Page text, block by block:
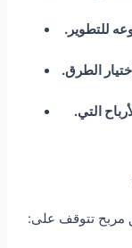
.تقييم مدى قدرة التطبيق على النمو ومدى خضوعه للتطوير
.تجهيز أكثر من طريقة للربح في البداية ومن ثم اختيار الطرق
.دراسة أداء كل طريقة من طرق الربح ومعرفة الأرباح التي
:ذكرت شركة جيكسر أن عوامل نجاح أي تطبيق مربح تتوقف على